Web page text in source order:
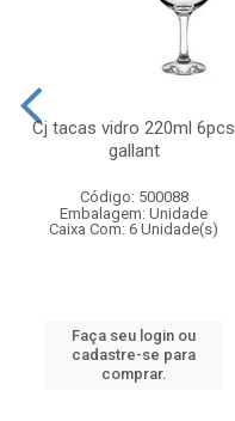
Cj tacas vidro 220ml 6pcs
gallant
Código: 500088
Embalagem: Unidade
Caixa Com: 6 Unidade(s)
Faça seu login ou
cadastre-se para
comprar.